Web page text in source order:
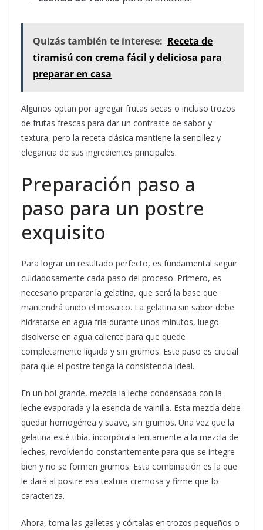
Quizás también te interese: Receta de
tiramisú con crema fácil y deliciosa para
preparar en casa
Algunos optan por agregar frutas secas o incluso trozos
de frutas frescas para dar un contraste de sabor y
textura, pero la receta clásica mantiene la sencillez y
elegancia de sus ingredientes principales.
Preparación paso a
paso para un postre
exquisito
Para lograr un resultado perfecto, es fundamental seguir
cuidadosamente cada paso del proceso. Primero, es
necesario preparar la gelatina, que será la base que
mantendrá unido el mosaico. La gelatina sin sabor debe
hidratarse en agua fría durante unos minutos, luego
disolverse en agua caliente para que quede
completamente líquida y sin grumos. Este paso es crucial
para que el postre tenga la consistencia ideal.
En un bol grande, mezcla la leche condensada con la
leche evaporada y la esencia de vainilla. Esta mezcla debe
quedar homogénea y suave, sin grumos. Una vez que la
gelatina esté tibia, incorpórala lentamente a la mezcla de
leches, revolviendo constantemente para que se integre
bien y no se formen grumos. Esta combinación es la que
le dará al postre esa textura cremosa y firme que lo
caracteriza.
Ahora, toma las galletas y córtalas en trozos pequeños o